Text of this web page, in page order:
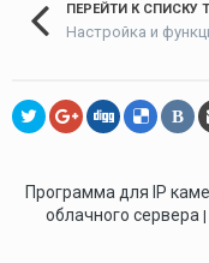
ПЕРЕЙТИ К СПИСКУ
Настройка и
В
Программа для IP
облачного сервера |